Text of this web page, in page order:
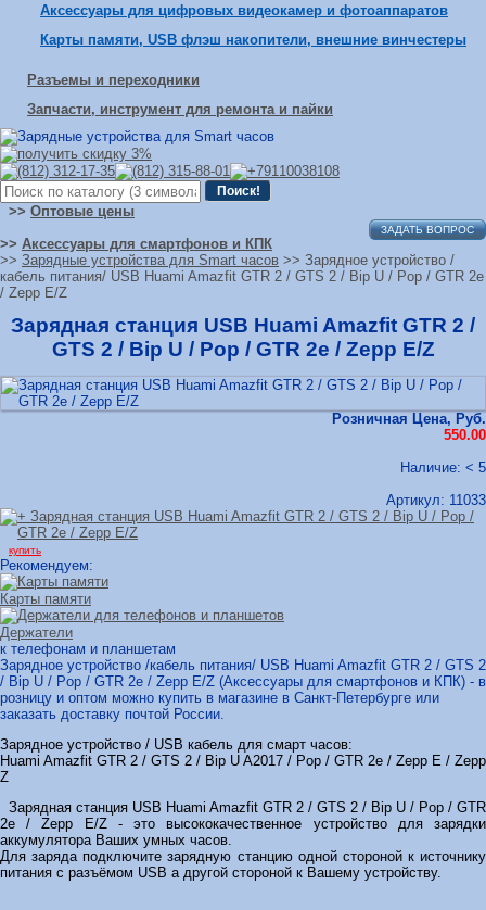
Аксессуары для цифровых видеокамер и фотоаппаратов
Карты памяти, USB флэш накопители, внешние винчестеры
Разъемы и переходники
Запчасти, инструмент для ремонта и пайки
>> Оптовые цены
ЗАДАТЬ ВОПРОС
>> Аксессуары для смартфонов и КПК
>> Зарядные устройства для Smart часов >> Зарядное устройство /
кабель питания/ USB Huami Amazfit GTR 2 / GTS 2 / Bip U / Pop / GTR 2e
/ Zepp E/Z
Зарядная станция USB Huami Amazfit GTR 2 /
GTS 2 / Bip U / Pop / GTR 2e / Zepp E/Z
Розничная Цена, Руб.
550.00
Наличие: < 5
Артикул: 11033
купить
Рекомендуем:
Карты памяти
Держатели
к телефонам и планшетам
Зарядное устройство /кабель питания/ USB Huami Amazfit GTR 2 / GTS 2
/ Bip U / Pop / GTR 2e / Zepp E/Z (Аксессуары для смартфонов и КПК) - в
розницу и оптом можно купить в магазине в Санкт-Петербурге или
заказать доставку почтой России.
Зарядное устройство / USB кабель для смарт часов:
Huami Amazfit GTR 2 / GTS 2 / Bip U A2017 / Pop / GTR 2e / Zepp E / Zepp
Z
Зарядная станция USB Huami Amazfit GTR 2 / GTS 2 / Bip U / Pop / GTR
2e / Zepp E/Z - это высококачественное устройство для зарядки
аккумулятора Ваших умных часов.
Для заряда подключите зарядную станцию одной стороной к источнику
питания с разъёмом USB а другой стороной к Вашему устройству.